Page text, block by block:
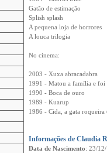
Gatão de estimação
Splish splash
A pequena loja de horrores
A louca trilogia
No cinema:
2003 - Xuxa abracadabra
1991 - Matou a família e foi
1990 - Boca de ouro
1989 - Kuarup
1986 - Cida, a gata
Informações de Claudia
Data de Nascimento: 23/